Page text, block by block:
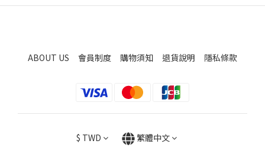
ABOUT US 會員制度 購物須知 退貨說明 隱私條款
$ TWD 繁體中文